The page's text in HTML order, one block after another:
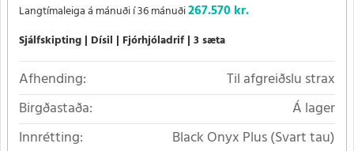
Langtímaleiga á mánuði í 36 mánuði267.570 kr.
Sjálfskipting Dísil Fjórhjóladrif 3 sæta
Afhending:
Til afgreiðslu strax
Birgðastaða:
Á lager
Innrétting:
Black Onyx Plus (Svart tau)